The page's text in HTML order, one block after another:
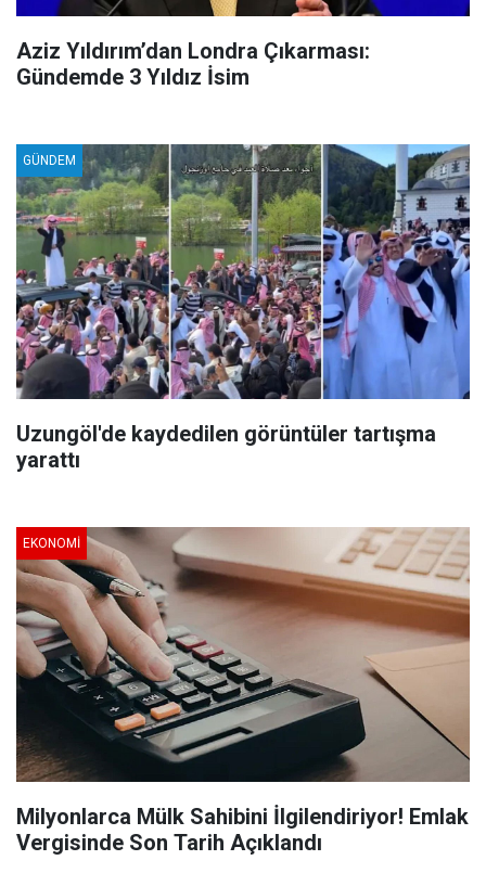
Aziz Yıldırım’dan Londra Çıkarması:
Gündemde 3 Yıldız İsim
Uzungöl'de kaydedilen görüntüler tartışma
yarattı
GÜNDEM
Milyonlarca Mülk Sahibini İlgilendiriyor! Emlak
Vergisinde Son Tarih Açıklandı
EKONOMI